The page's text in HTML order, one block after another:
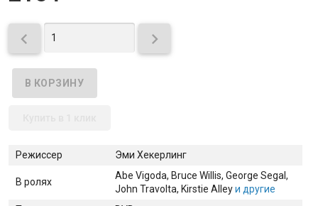
 
Режиссер Эми Хекерлинг
В ролях
Abe Vigoda, Bruce Willis, George Segal ,
John Travolta, Kirstie Alleyи другие